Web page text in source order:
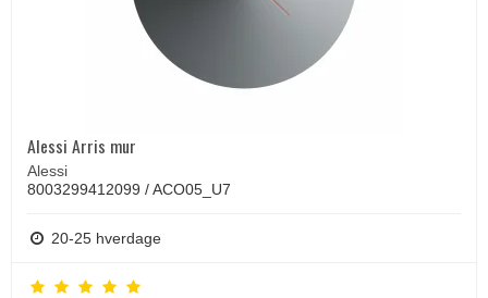
Alessi Arris mur
Alessi
8003299412099 / ACO05_U7
20-25 hverdage